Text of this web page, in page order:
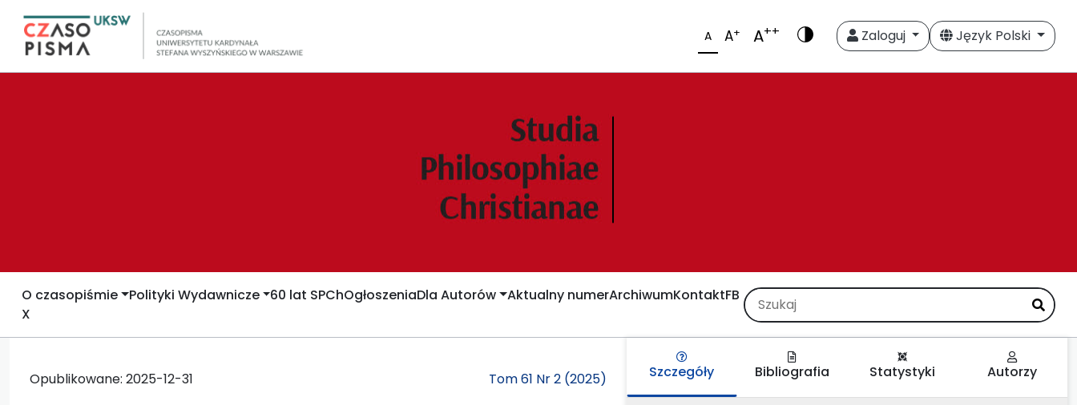
A A+ A++ Zaloguj Język Polski
O czasopiśmie Polityki Wydawnicze 60 lat SPChOgłoszeniaDla Autorów Aktualny numerArchiwumKontaktFB
X
Opublikowane: 2025-12-31 Tom 61 Nr 2 (2025) Szczegóły Bibliografia Statystyki Autorzy